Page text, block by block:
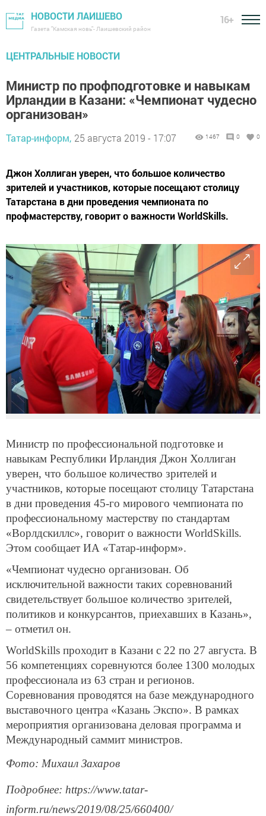
НОВОСТИ ЛАИШЕВО
Газета "Камская новь"- Лаишевский район
16+
ЦЕНТРАЛЬНЫЕ НОВОСТИ
Министр по профподготовке и навыкам
Ирландии в Казани: «Чемпионат чудесно
организован»
Татар-информ, 25 августа 2019 - 17:07 1467 0 0
Джон Холлиган уверен, что большое количество
зрителей и участников, которые посещают столицу
Татарстана в дни проведения чемпионата по
профмастерству, говорит о важности WorldSkills.
Министр по профессиональной подготовке и
навыкам Республики Ирландия Джон Холлиган
уверен, что большое количество зрителей и
участников, которые посещают столицу Татарстана
в дни проведения 45-го мирового чемпионата по
профессиональному мастерству по стандартам
«Ворлдскиллс», говорит о важности WorldSkills.
Этом сообщает ИА «Татар-информ».
«Чемпионат чудесно организован. Об
исключительной важности таких соревнований
свидетельствует большое количество зрителей,
политиков и конкурсантов, приехавших в Казань»,
– отметил он.
WorldSkills проходит в Казани с 22 по 27 августа. В
56 компетенциях соревнуются более 1300 молодых
профессионала из 63 стран и регионов.
Соревнования проводятся на базе международного
выставочного центра «Казань Экспо». В рамках
мероприятия организована деловая программа и
Международный саммит министров.
Фото: Михаил Захаров
Подробнее: https://www.tatar-
inform.ru/news/2019/08/25/660400/